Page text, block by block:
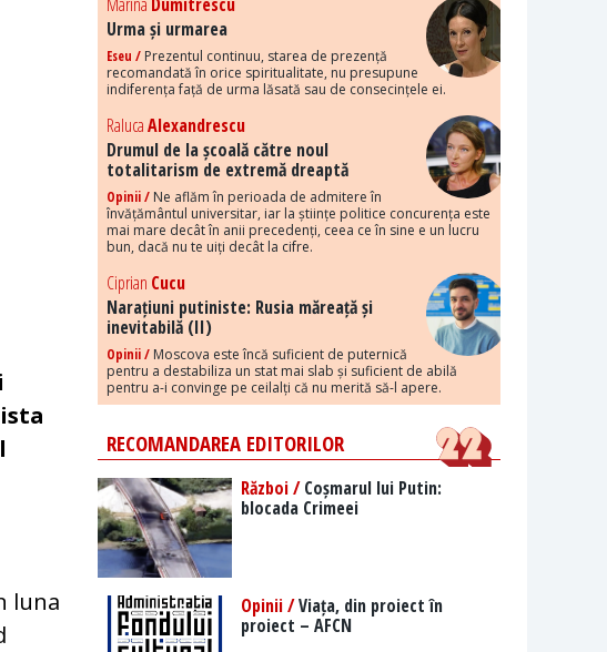
luna
Urma și urmarea
Eseu / Prezentul continuu, starea de prezență
recomandată în orice spiritualitate, nu presupune
indiferența față de urma lăsată sau de consecințele ei.
RalucaAlexandrescu
Drumul de la școală către noul
totalitarism de extremă dreaptă
Opinii / Ne aflăm în perioada de admitere în
învățământul universitar, iar la științe politice concurența este
mai mare decât în anii precedenți, ceea ce în sine e un lucru
bun, dacă nu te uiți decât la cifre.
Ciprian Cucu
Narațiuni putiniste: Rusia măreață și
inevitabilă (II)
Opinii / Moscova este încă suficient de puternică
pentru a destabiliza un stat mai slab și suficient de abilă
pentru a-i convinge pe ceilalți că nu merită să-l apere.
RECOMANDAREA EDITORILOR
Război /Coșmarul lui Putin:
blocada Crimeei
Opinii /Viața, din proiect în
proiect – AFCN